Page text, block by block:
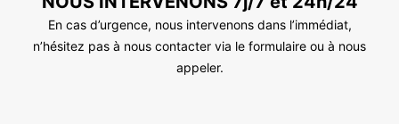
En cas d’urgence, nous intervenons dans l’immédiat,
n’hésitez pas à nous contacter via le formulaire ou à nous
appeler.